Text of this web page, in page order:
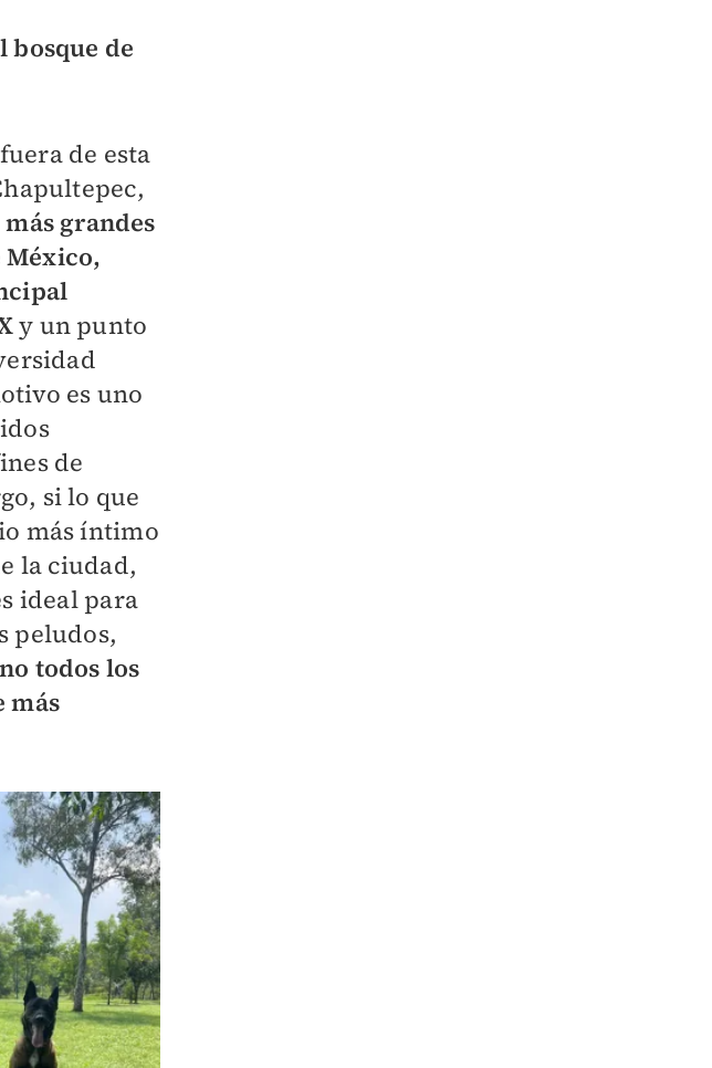
bosque de
de esta
más grandes
y un punto
es uno
de
si lo que
más íntimo
la ciudad,
ideal para
peludos,
no todos los
más